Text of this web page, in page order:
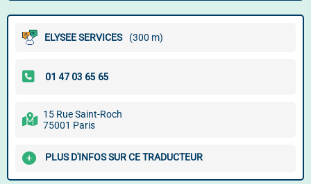
ELYSEE SERVICES (300 m)
15 Rue Saint-Roch
75001 Paris
PLUS D'INFOS SUR CE TRADUCTEUR